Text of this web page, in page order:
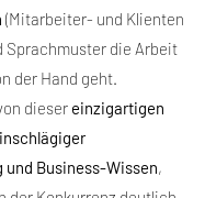
(Mitarbeiter- und Klienten
Sprachmuster die Arbeit
der Hand geht.
dieser einzigartigen
und Business-Wissen,